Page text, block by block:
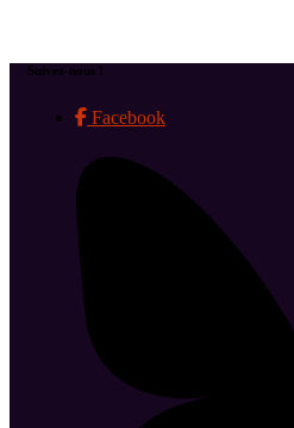
Suivez-nous !
Facebook